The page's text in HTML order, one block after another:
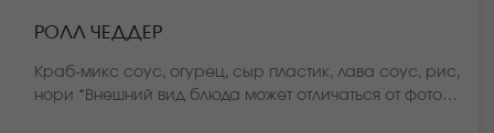
РОЛЛ ЧЕДДЕР
Краб-микс соус, огурец, сыр пластик, лава соус, рис,
нори *Внешний вид блюда может отличаться от фото